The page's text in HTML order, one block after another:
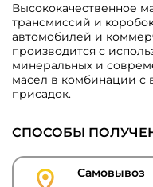
Высококачественное
трансмиссий и
автомобилей и
производится с
минеральных и
масел в комбинации с
присадок.
СПОСОБЫ
Самовывоз